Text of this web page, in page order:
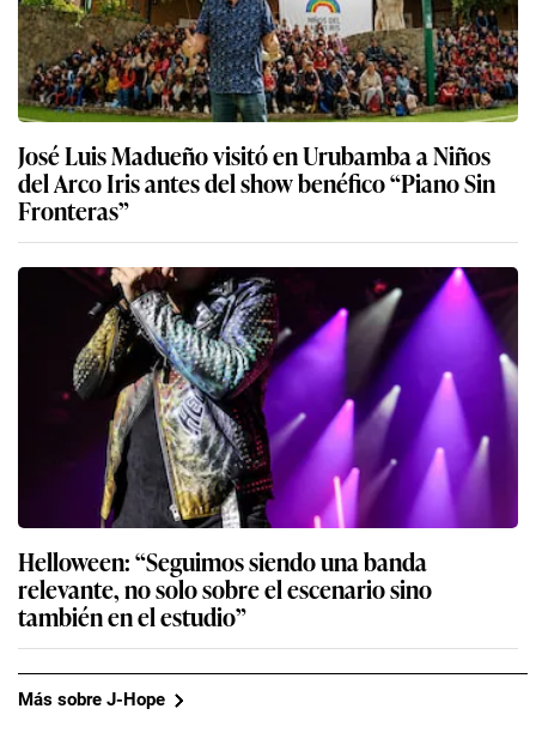
José Luis Madueño visitó en Urubamba a Niños
del Arco Iris antes del show benéfico “Piano Sin
Fronteras”
Helloween: “Seguimos siendo una banda
relevante, no solo sobre el escenario sino
también en el estudio”
Más sobre J-Hope